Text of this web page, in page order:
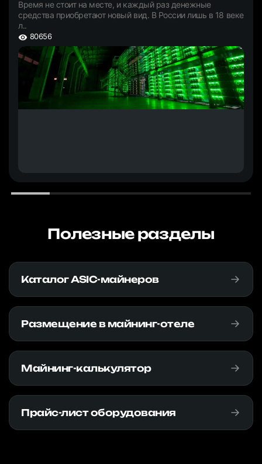
Время не стоит на месте, и каждый раз денежные
средства приобретают новый вид. В России лишь в 18 веке
л..
80656
Полезные разделы
Каталог ASIC-майнеров
Размещение в майнинг-отеле
Майнинг-калькулятор
Прайс-лист оборудования